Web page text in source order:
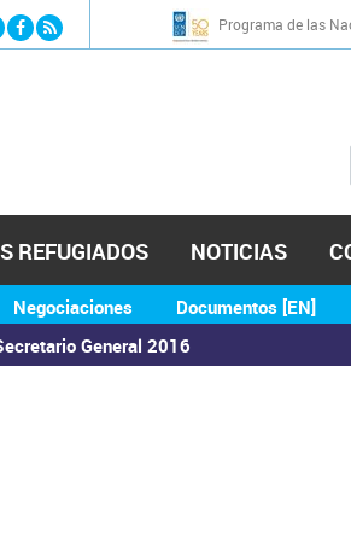
to navigation Programa de las
General 2016
Negociaciones Documentos [EN]
REFUGIADOS NOTICIAS